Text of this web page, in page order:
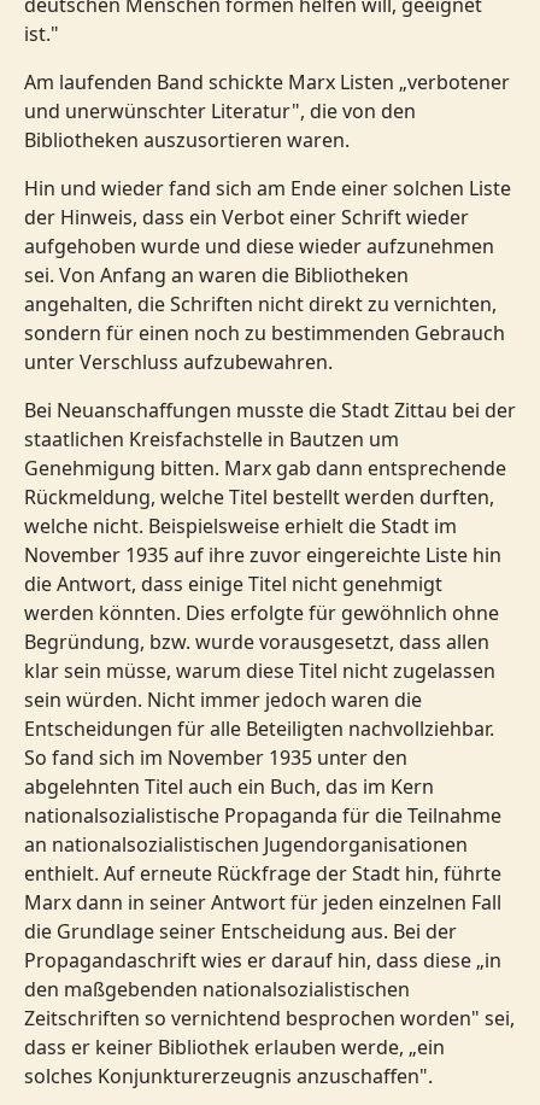
ist."
Am laufenden Band schickte Marx Listen „verbotener
und unerwünschter Literatur", die von den
Bibliotheken auszusortieren waren.
Hin und wieder fand sich am Ende einer solchen Liste
der Hinweis, dass ein Verbot einer Schrift wieder
aufgehoben wurde und diese wieder aufzunehmen
sei. Von Anfang an waren die Bibliotheken
angehalten, die Schriften nicht direkt zu vernichten,
sondern für einen noch zu bestimmenden Gebrauch
unter Verschluss aufzubewahren.
Bei Neuanschaffungen musste die Stadt Zittau bei der
staatlichen Kreisfachstelle in Bautzen um
Genehmigung bitten. Marx gab dann entsprechende
Rückmeldung, welche Titel bestellt werden durften,
welche nicht. Beispielsweise erhielt die Stadt im
November 1935 auf ihre zuvor eingereichte Liste hin
die Antwort, dass einige Titel nicht genehmigt
werden könnten. Dies erfolgte für gewöhnlich ohne
Begründung, bzw. wurde vorausgesetzt, dass allen
klar sein müsse, warum diese Titel nicht zugelassen
sein würden. Nicht immer jedoch waren die
Entscheidungen für alle Beteiligten nachvollziehbar.
So fand sich im November 1935 unter den
abgelehnten Titel auch ein Buch, das im Kern
nationalsozialistische Propaganda für die Teilnahme
an nationalsozialistischen Jugendorganisationen
enthielt. Auf erneute Rückfrage der Stadt hin, führte
Marx dann in seiner Antwort für jeden einzelnen Fall
die Grundlage seiner Entscheidung aus. Bei der
Propagandaschrift wies er darauf hin, dass diese „in
den maßgebenden nationalsozialistischen
Zeitschriften so vernichtend besprochen worden" sei,
dass er keiner Bibliothek erlauben werde, „ein
solches Konjunkturerzeugnis anzuschaffen".